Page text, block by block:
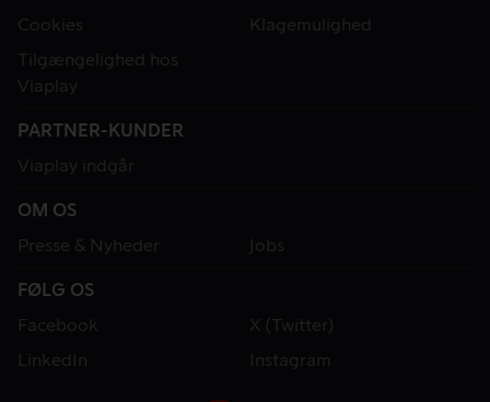
Cookies
Klagemulighed
Tilgængelighed hos
Viaplay
PARTNER-KUNDER
Viaplay indgår
OM OS
Presse & Nyheder
Jobs
FØLG OS
Facebook
X (Twitter)
LinkedIn
Instagram